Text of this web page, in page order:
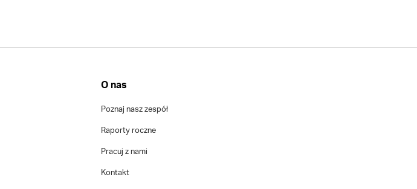
O nas
Poznaj nasz zespół
Raporty roczne
Pracuj z nami
Kontakt